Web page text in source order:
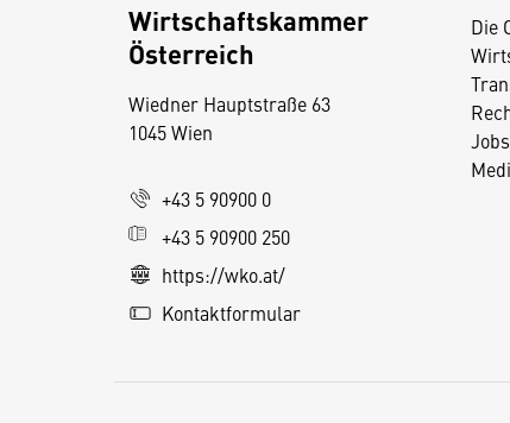
Die
Wirtschaftskammer
Österreich
Wiedner Hauptstraße 63
1045 Wien
+43 5 90900 0
+43 5 90900 250
https://wko.at/
Kontaktformular